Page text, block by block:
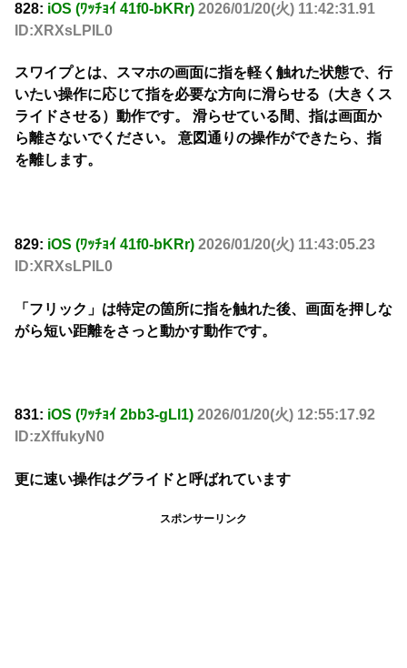
828: iOS (ﾜｯﾁｮｲ 41f0-bKRr) 2026/01/20(火) 11:42:31.91
ID:XRXsLPIL0
スワイプとは、スマホの画面に指を軽く触れた状態で、行
いたい操作に応じて指を必要な方向に滑らせる（大きくス
ライドさせる）動作です。 滑らせている間、指は画面か
ら離さないでください。 意図通りの操作ができたら、指
を離します。
829: iOS (ﾜｯﾁｮｲ 41f0-bKRr) 2026/01/20(火) 11:43:05.23
ID:XRXsLPIL0
「フリック」は特定の箇所に指を触れた後、画面を押しな
がら短い距離をさっと動かす動作です。
831: iOS (ﾜｯﾁｮｲ 2bb3-gLl1) 2026/01/20(火) 12:55:17.92
ID:zXffukyN0
更に速い操作はグライドと呼ばれています
スポンサーリンク